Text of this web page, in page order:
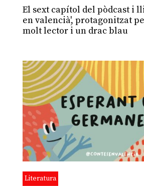
El sext capítol del pòdcast i
en valencià', protagonitzat
molt lector i un drac blau
Literatura